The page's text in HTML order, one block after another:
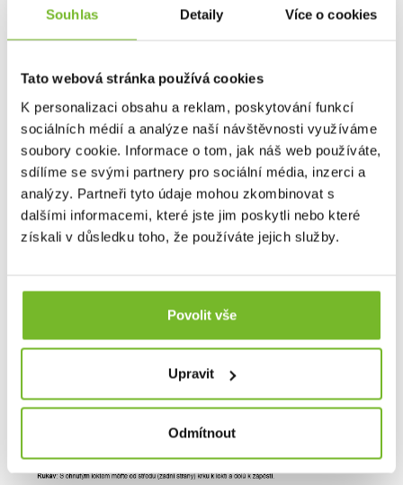
Souhlas Detaily Více o cookies
Tato webová stránka používá cookies
K personalizaci obsahu a reklam, poskytování funkcí
sociálních médií a analýze naší návštěvnosti využíváme
soubory cookie. Informace o tom, jak náš web používáte,
sdílíme se svými partnery pro sociální média, inzerci a
analýzy. Partneři tyto údaje mohou zkombinovat s
dalšími informacemi, které jste jim poskytli nebo které
získali v důsledku toho, že používáte jejich služby.
Povolit vše
Upravit
Odmítnout